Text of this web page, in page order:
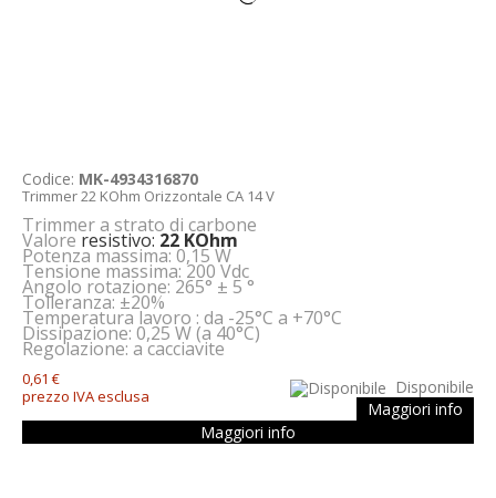
Codice: MK-4934316870
Trimmer 22 KOhm Orizzontale CA 14 V
Trimmer a strato di carbone
Valoreresistivo:22 KOhm
Potenza massima: 0,15 W
Tensione massima: 200 Vdc
Angolo rotazione: 265° ± 5 °
Tolleranza: ±20%
Temperatura lavoro : da -25°C a +70°C
Dissipazione: 0,25 W (a 40°C)
Regolazione: a cacciavite
0,61 €
prezzo IVA esclusa
Disponibile
Maggiori info
Maggiori info